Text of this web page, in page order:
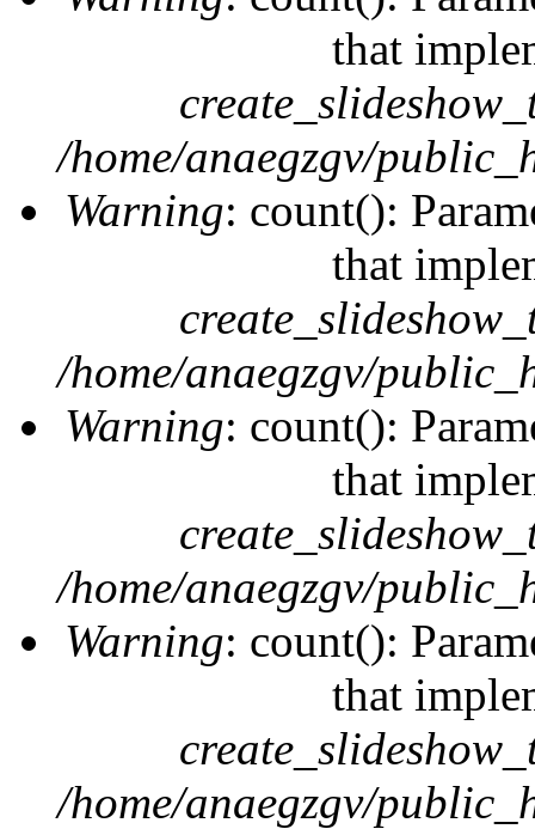
that
/home/anaegzgv/
Warning: count():
that
/home/anaegzgv/
Warning: count():
that
/home/anaegzgv/
Warning: count():
that
/home/anaegzgv/